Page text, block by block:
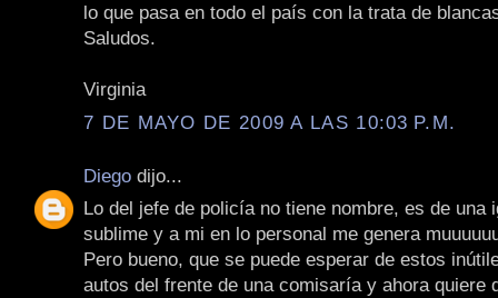
lo que pasa en todo el país con la trata de
Saludos.
Virginia
7 DE MAYO DE 2009 A LAS 10:03 P.M.
Diego dijo...
Lo del jefe de policía no tiene nombre, es de una
sublime y a mi en lo personal me genera
Pero bueno, que se puede esperar de estos
autos del frente de una comisaría y ahora quiere